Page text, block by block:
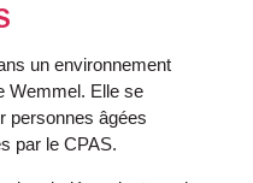
un environnement
Wemmel. Elle se
personnes âgées
par le CPAS.